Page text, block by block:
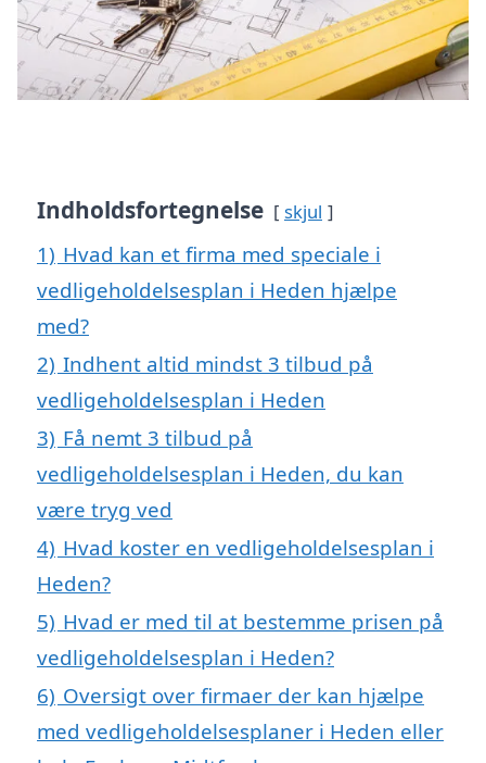
Indholdsfortegnelse skjul
1) Hvad kan et firma med speciale i
vedligeholdelsesplan i Heden hjælpe
med?
2) Indhent altid mindst 3 tilbud på
vedligeholdelsesplan i Heden
3) Få nemt 3 tilbud på
vedligeholdelsesplan i Heden, du kan
være tryg ved
4) Hvad koster en vedligeholdelsesplan i
Heden?
5) Hvad er med til at bestemme prisen på
vedligeholdelsesplan i Heden?
6) Oversigt over firmaer der kan hjælpe
med vedligeholdelsesplaner i Heden eller